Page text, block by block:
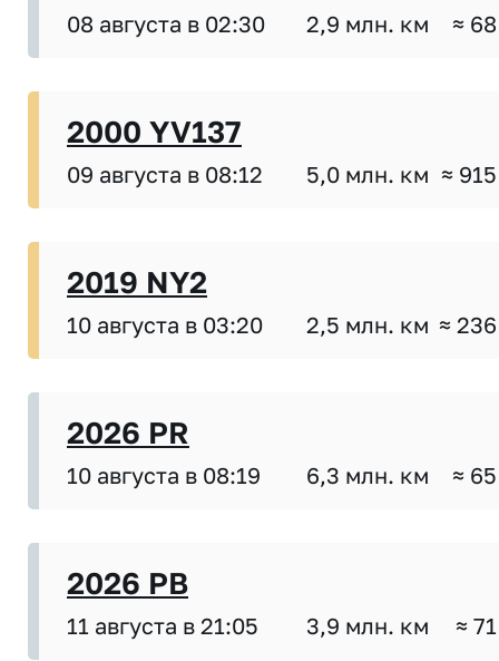
08 августа в 02:30 2,9 млн. км ≈
2000 YV137
09 августа в 08:12 5,0 млн. км ≈
2019 NY2
10 августа в 03:20 2,5 млн. км ≈
2026 PR
10 августа в 08:19 6,3 млн. км ≈
2026 PB
11 августа в 21:05 3,9 млн. км ≈